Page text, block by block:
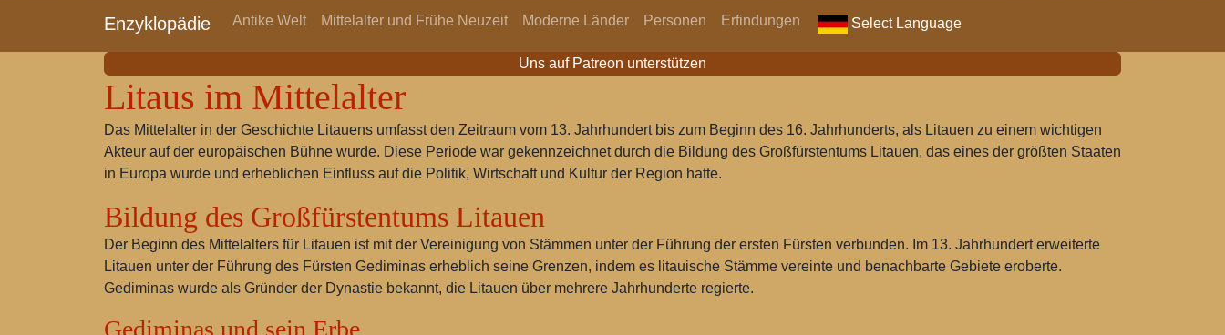
Enzyklopädie Antike Welt Mittelalter und Frühe Neuzeit Moderne Länder Personen Erfindungen Select Language
Uns auf Patreon unterstützen
Litaus im Mittelalter
Das Mittelalter in der Geschichte Litauens umfasst den Zeitraum vom 13. Jahrhundert bis zum Beginn des 16. Jahrhunderts, als Litauen zu einem wichtigen
Akteur auf der europäischen Bühne wurde. Diese Periode war gekennzeichnet durch die Bildung des Großfürstentums Litauen, das eines der größten Staaten
in Europa wurde und erheblichen Einfluss auf die Politik, Wirtschaft und Kultur der Region hatte.
Bildung des Großfürstentums Litauen
Der Beginn des Mittelalters für Litauen ist mit der Vereinigung von Stämmen unter der Führung der ersten Fürsten verbunden. Im 13. Jahrhundert erweiterte
Litauen unter der Führung des Fürsten Gediminas erheblich seine Grenzen, indem es litauische Stämme vereinte und benachbarte Gebiete eroberte.
Gediminas wurde als Gründer der Dynastie bekannt, die Litauen über mehrere Jahrhunderte regierte.
Gediminas und sein Erbe